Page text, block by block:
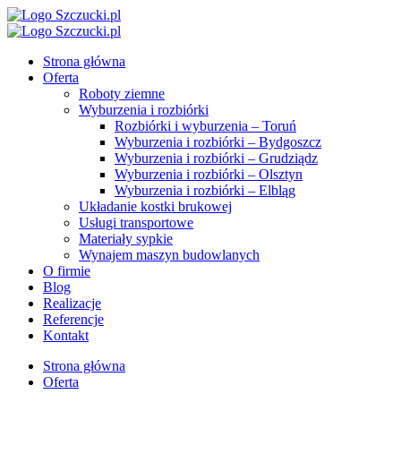
Strona główna
Oferta
Roboty ziemne
Wyburzenia i rozbiórki
Rozbiórki i wyburzenia – Toruń
Wyburzenia i rozbiórki – Bydgoszcz
Wyburzenia i rozbiórki – Grudziądz
Wyburzenia i rozbiórki – Olsztyn
Wyburzenia i rozbiórki – Elbląg
Układanie kostki brukowej
Usługi transportowe
Materiały sypkie
Wynajem maszyn budowlanych
O firmie
Blog
Realizacje
Referencje
Kontakt
Strona główna
Oferta